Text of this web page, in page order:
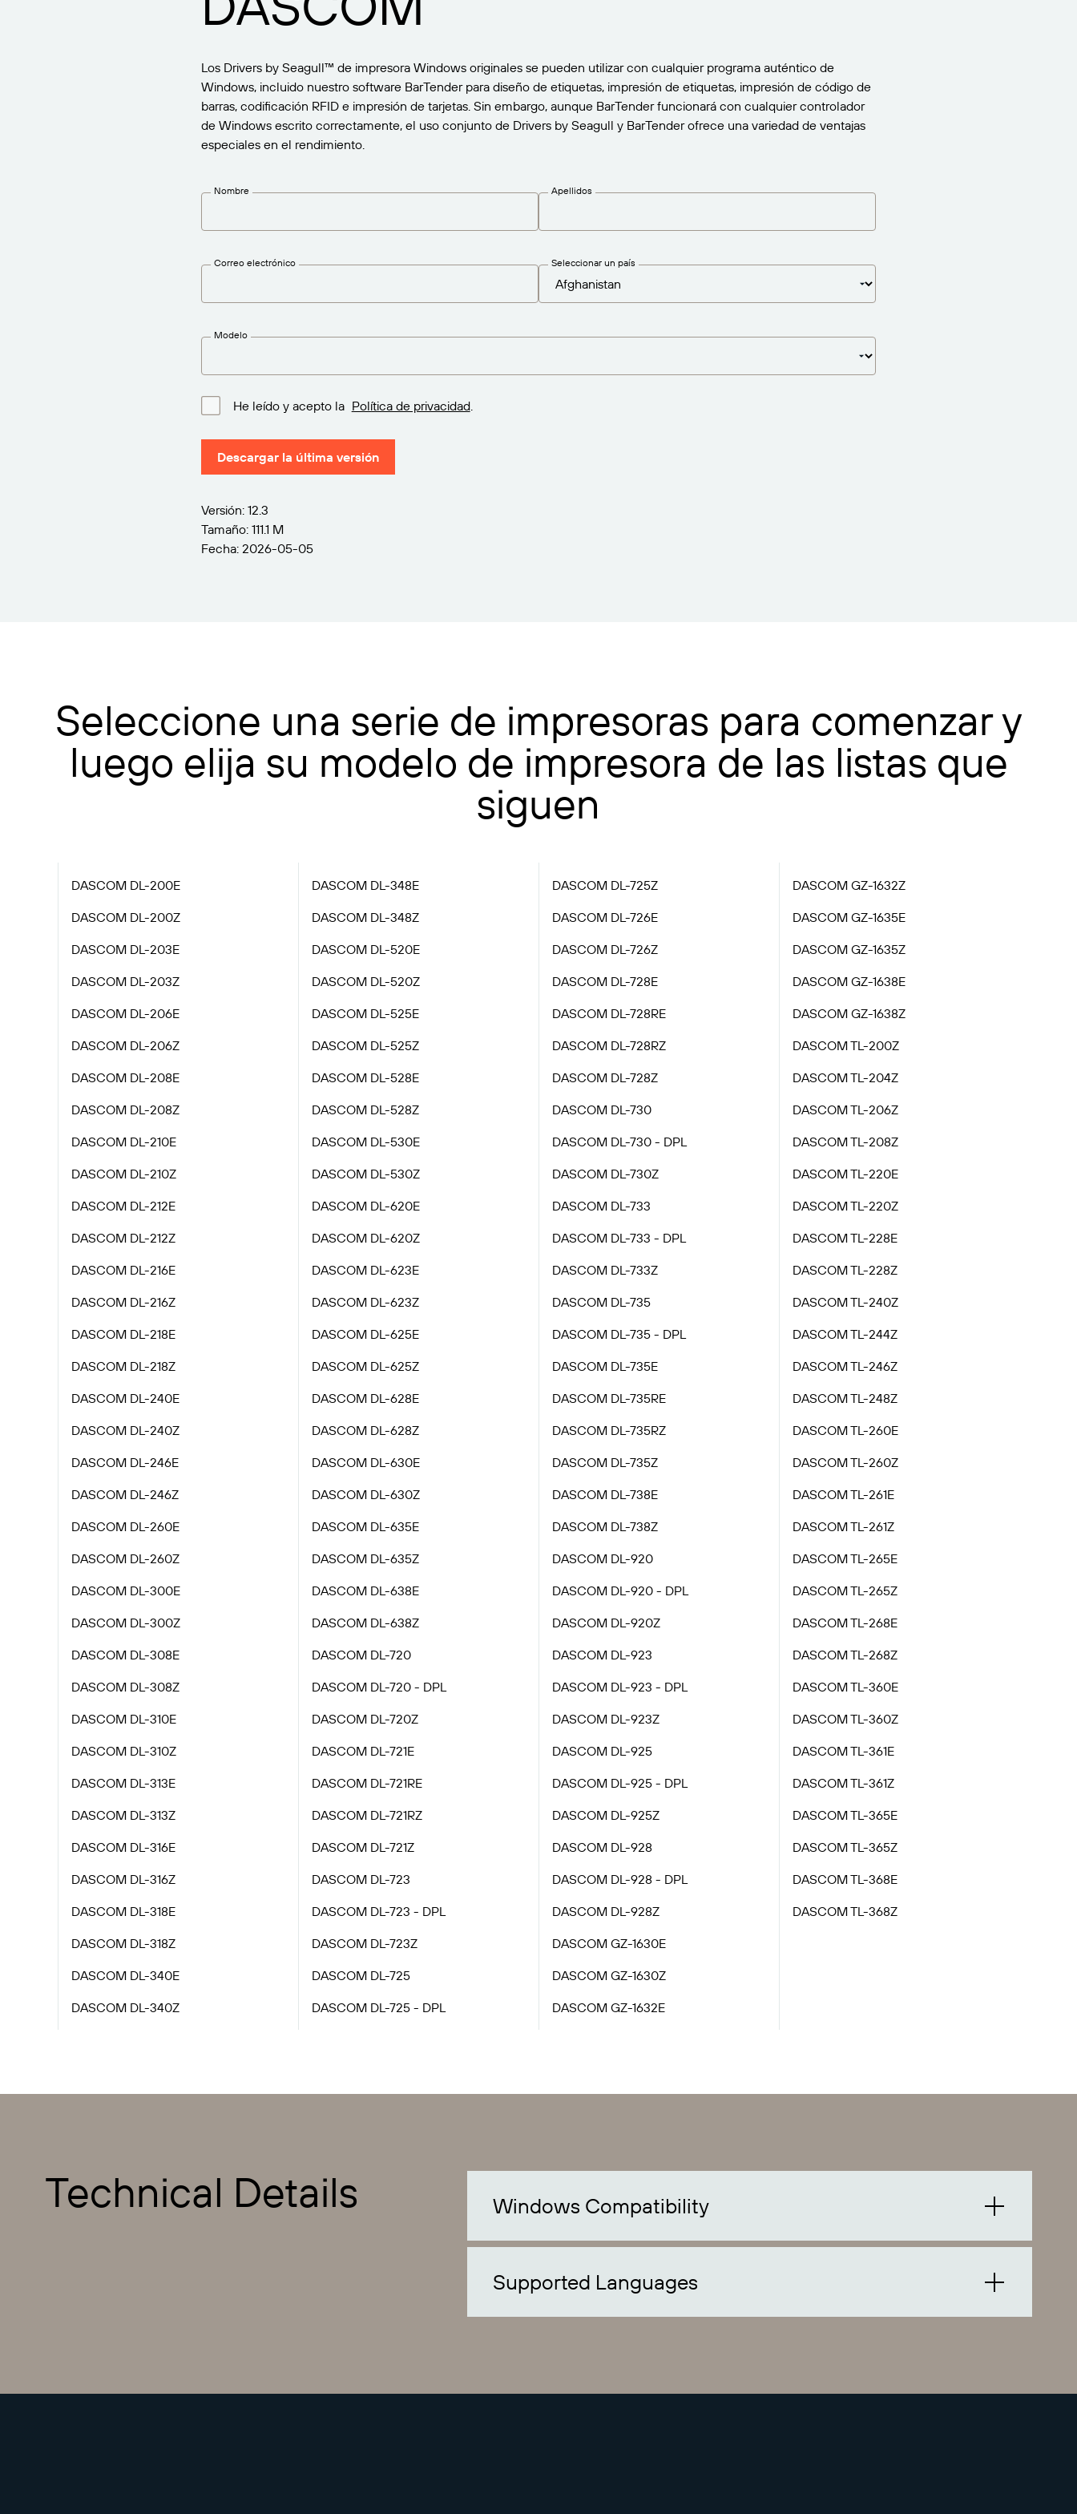
Encuentre
Los Drivers by Seagull™ de impresora Windows originales se pueden utilizar con cualquier programa auténtico de
Windows, incluido nuestro software BarTender para diseño de etiquetas, impresión de etiquetas, impresión de código de
barras, codificación RFID e impresión de tarjetas. Sin embargo, aunque BarTender funcionará con cualquier controlador
de Windows escrito correctamente, el uso conjunto de Drivers by Seagull y BarTender ofrece una variedad de ventajas
especiales en el rendimiento.
Nombre Apellidos
Correo electrónico Seleccionar un país
Modelo
He leído y acepto la Política de privacidad.
Descargar la última versión
Versión: 12.3
Tamaño: 111.1 M
Fecha: 2026-05-05
Seleccione una serie de impresoras para comenzar y
luego elija su modelo de impresora de las listas que
siguen
DASCOM DL-200E
DASCOM DL-200Z
DASCOM DL-203E
DASCOM DL-203Z
DASCOM DL-206E
DASCOM DL-206Z
DASCOM DL-208E
DASCOM DL-208Z
DASCOM DL-210E
DASCOM DL-210Z
DASCOM DL-212E
DASCOM DL-212Z
DASCOM DL-216E
DASCOM DL-216Z
DASCOM DL-218E
DASCOM DL-218Z
DASCOM DL-240E
DASCOM DL-240Z
DASCOM DL-246E
DASCOM DL-246Z
DASCOM DL-260E
DASCOM DL-260Z
DASCOM DL-300E
DASCOM DL-300Z
DASCOM DL-308E
DASCOM DL-308Z
DASCOM DL-310E
DASCOM DL-310Z
DASCOM DL-313E
DASCOM DL-313Z
DASCOM DL-316E
DASCOM DL-316Z
DASCOM DL-318E
DASCOM DL-318Z
DASCOM DL-340E
DASCOM DL-340Z
DASCOM DL-348E
DASCOM DL-348Z
DASCOM DL-520E
DASCOM DL-520Z
DASCOM DL-525E
DASCOM DL-525Z
DASCOM DL-528E
DASCOM DL-528Z
DASCOM DL-530E
DASCOM DL-530Z
DASCOM DL-620E
DASCOM DL-620Z
DASCOM DL-623E
DASCOM DL-623Z
DASCOM DL-625E
DASCOM DL-625Z
DASCOM DL-628E
DASCOM DL-628Z
DASCOM DL-630E
DASCOM DL-630Z
DASCOM DL-635E
DASCOM DL-635Z
DASCOM DL-638E
DASCOM DL-638Z
DASCOM DL-720
DASCOM DL-720 - DPL
DASCOM DL-720Z
DASCOM DL-721E
DASCOM DL-721RE
DASCOM DL-721RZ
DASCOM DL-721Z
DASCOM DL-723
DASCOM DL-723 - DPL
DASCOM DL-723Z
DASCOM DL-725
DASCOM DL-725 - DPL
DASCOM DL-725Z
DASCOM DL-726E
DASCOM DL-726Z
DASCOM DL-728E
DASCOM DL-728RE
DASCOM DL-728RZ
DASCOM DL-728Z
DASCOM DL-730
DASCOM DL-730 - DPL
DASCOM DL-730Z
DASCOM DL-733
DASCOM DL-733 - DPL
DASCOM DL-733Z
DASCOM DL-735
DASCOM DL-735 - DPL
DASCOM DL-735E
DASCOM DL-735RE
DASCOM DL-735RZ
DASCOM DL-735Z
DASCOM DL-738E
DASCOM DL-738Z
DASCOM DL-920
DASCOM DL-920 - DPL
DASCOM DL-920Z
DASCOM DL-923
DASCOM DL-923 - DPL
DASCOM DL-923Z
DASCOM DL-925
DASCOM DL-925 - DPL
DASCOM DL-925Z
DASCOM DL-928
DASCOM DL-928 - DPL
DASCOM DL-928Z
DASCOM GZ-1630E
DASCOM GZ-1630Z
DASCOM GZ-1632E
DASCOM GZ-1632Z
DASCOM GZ-1635E
DASCOM GZ-1635Z
DASCOM GZ-1638E
DASCOM GZ-1638Z
DASCOM TL-200Z
DASCOM TL-204Z
DASCOM TL-206Z
DASCOM TL-208Z
DASCOM TL-220E
DASCOM TL-220Z
DASCOM TL-228E
DASCOM TL-228Z
DASCOM TL-240Z
DASCOM TL-244Z
DASCOM TL-246Z
DASCOM TL-248Z
DASCOM TL-260E
DASCOM TL-260Z
DASCOM TL-261E
DASCOM TL-261Z
DASCOM TL-265E
DASCOM TL-265Z
DASCOM TL-268E
DASCOM TL-268Z
DASCOM TL-360E
DASCOM TL-360Z
DASCOM TL-361E
DASCOM TL-361Z
DASCOM TL-365E
DASCOM TL-365Z
DASCOM TL-368E
DASCOM TL-368Z
Technical Details Windows Compatibility
Supported Languages